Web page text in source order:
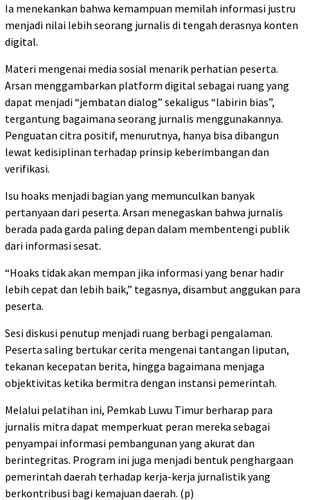
Ia menekankan bahwa kemampuan memilah informasi justru
menjadi nilai lebih seorang jurnalis di tengah derasnya konten
digital.
Materi mengenai media sosial menarik perhatian peserta.
Arsan menggambarkan platform digital sebagai ruang yang
dapat menjadi “jembatan dialog” sekaligus “labirin bias”,
tergantung bagaimana seorang jurnalis menggunakannya.
Penguatan citra positif, menurutnya, hanya bisa dibangun
lewat kedisiplinan terhadap prinsip keberimbangan dan
verifikasi.
Isu hoaks menjadi bagian yang memunculkan banyak
pertanyaan dari peserta. Arsan menegaskan bahwa jurnalis
berada pada garda paling depan dalam membentengi publik
dari informasi sesat.
“Hoaks tidak akan mempan jika informasi yang benar hadir
lebih cepat dan lebih baik,” tegasnya, disambut anggukan para
peserta.
Sesi diskusi penutup menjadi ruang berbagi pengalaman.
Peserta saling bertukar cerita mengenai tantangan liputan,
tekanan kecepatan berita, hingga bagaimana menjaga
objektivitas ketika bermitra dengan instansi pemerintah.
Melalui pelatihan ini, Pemkab Luwu Timur berharap para
jurnalis mitra dapat memperkuat peran mereka sebagai
penyampai informasi pembangunan yang akurat dan
berintegritas. Program ini juga menjadi bentuk penghargaan
pemerintah daerah terhadap kerja-kerja jurnalistik yang
berkontribusi bagi kemajuan daerah. (p)